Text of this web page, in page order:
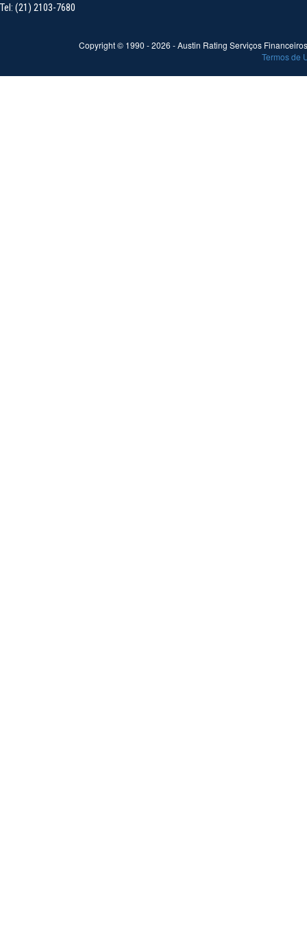
Tel: (21) 2103-7680
Copyright © 1990 -2026 - Austin Rating Serviços
Termos de